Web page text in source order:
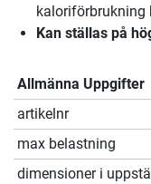
kaloriförbrukning
Kan ställas på
Allmänna Uppgifter
artikelnr
max belastning
dimensioner i